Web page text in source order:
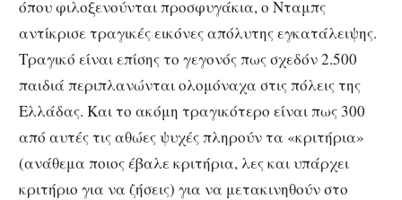
όπου φιλοξενούνται προσφυγάκια, ο Νταμπς
αντίκρισε τραγικές εικόνες απόλυτης εγκατάλειψης.
Τραγικό είναι επίσης το γεγονός πως σχεδόν 2.500
παιδιά περιπλανώνται ολομόναχα στις πόλεις της
Ελλάδας. Και το ακόμη τραγικότερο είναι πως 300
από αυτές τις αθώες ψυχές πληρούν τα «κριτήρια»
(ανάθεμα ποιος έβαλε κριτήρια, λες και υπάρχει
κριτήριο για να ζήσεις) για να μετακινηθούν στο